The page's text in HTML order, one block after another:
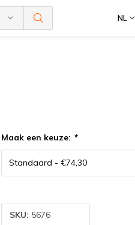
NL
Maak een keuze: *
SKU: 5676